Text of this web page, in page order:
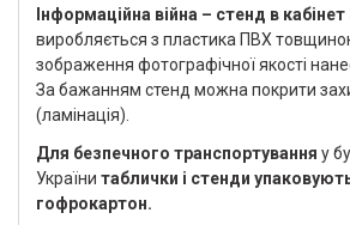
Інформаційна війна – стенд в
виробляється з пластика ПВХ
зображення фотографічної якості
За бажанням стенд можна покрити
(ламінація).
Для безпечного транспортування у
України таблички і стенди
гофрокартон.